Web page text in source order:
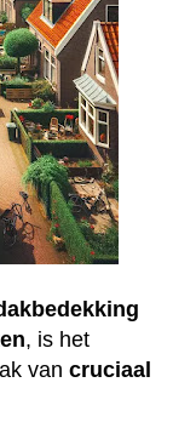
, is het
van cruciaal